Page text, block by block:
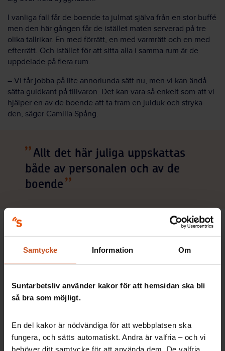
Samtycke Information Om
Suntarbetsliv använder kakor för att hemsidan ska bli
så bra som möjligt.
En del kakor är nödvändiga för att webbplatsen ska
fungera, och sätts automatiskt. Andra är valfria – och vi
behöver ditt samtycke för att använda dem. De valfria
I vanliga fall får de boende ta julmat själva från en stor buffé
men den här gången får de istället maten serverad på tre
olika tallrikar. En med förrätt, en med varmrätt och en med
efterrätt. Och istället för att sitta alla i samma rum är de
uppdelade på flera rum.
– Vi får jobba på lite annorlunda sätt nu, men vi kan ändå
sätta guldkant på tillvaron. Det kan vara så enkelt som att vi
hjälper en av de boende att ta fram en julduk och stryka
den, säger Camilla Spång.
Allt det här juliga uppskattas
både av personalen och av de
boende
– Ja, det är en härlig julstämning här nu. Allt det här juliga
uppskattas både av personalen och av de boende, fortsätter
Maggan Östlund.
För personalen på de olika äldreboendena har det här året
alla extra uppskattning och uppvaktning av sina
arbetsgivare. Det är allt från presentkort och julklappar till
hyllningar på intranätet och julbrev.